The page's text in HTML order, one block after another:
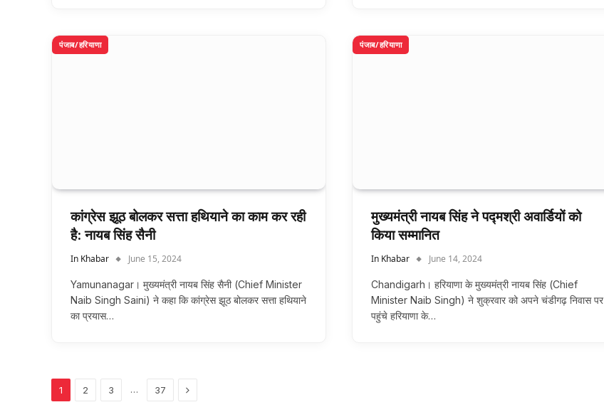
पंजाब/हरियाणा
कांग्रेस झूठ बोलकर सत्ता हथियाने का काम कर रही
है: नायब सिंह सैनी
In Khabar June 15, 2024
Yamunanagar। मुख्यमंत्री नायब सिंह सैनी (Chief Minister
Naib Singh Saini) ने कहा कि कांग्रेस झूठ बोलकर सत्ता हथियाने
का प्रयास…
पंजाब/हरियाणा
मुख्यमंत्री नायब सिंह ने पद्मश्री अवार्डियों को
किया सम्मानित
In Khabar June 14, 2024
Chandigarh। हरियाणा के मुख्यमंत्री नायब सिंह (Chief
Minister Naib Singh) ने शुक्रवार को अपने चंडीगढ़ निवास पर
पहुंचे हरियाणा के…
1 2 3 … 37 Next